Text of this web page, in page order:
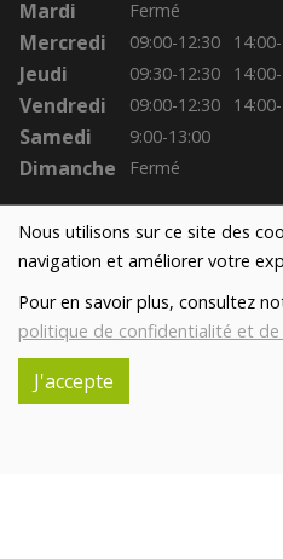
Nous utilisons sur ce site des
navigation et améliorer votre
Pour en savoir plus, consultez
politique de confidentialité et de
J'accepte
Mardi Fermé
Mercredi 09:00-12:30
Jeudi 09:30-12:30
Vendredi 09:00-12:30
Samedi 9:00-13:00
Dimanche Fermé